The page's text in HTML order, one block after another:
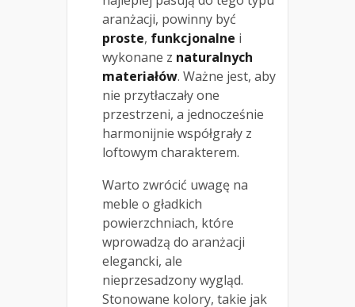
aranżacji, powinny być
proste, funkcjonalne i
wykonane z naturalnych
materiałów. Ważne jest, aby
nie przytłaczały one
przestrzeni, a jednocześnie
harmonijnie współgrały z
loftowym charakterem.
Warto zwrócić uwagę na
meble o gładkich
powierzchniach, które
wprowadzą do aranżacji
elegancki, ale
nieprzesadzony wygląd.
Stonowane kolory, takie jak